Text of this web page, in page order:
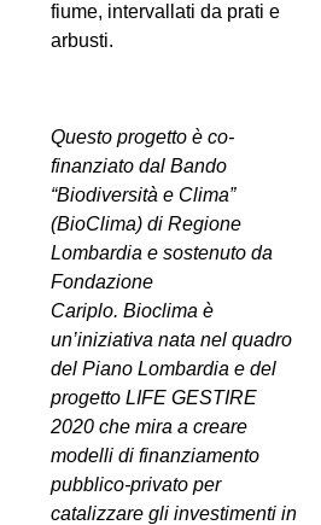
fiume, intervallati da prati e
arbusti.
Questo progetto è co-
finanziato dal Bando
“Biodiversità e Clima”
(BioClima) di Regione
Lombardia e sostenuto da
Fondazione
Cariplo. Bioclima è
un’iniziativa nata nel quadro
del Piano Lombardia e del
progetto LIFE GESTIRE
2020 che mira a creare
modelli di finanziamento
pubblico-privato per
catalizzare gli investimenti in